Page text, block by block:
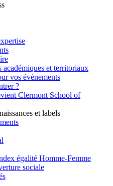
académiques et territoriaux
vos événements
?
Clermont School of
et labels
égalité Homme-Femme
sociale